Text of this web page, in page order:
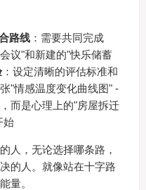
路线：需要共同完成
议"和新建的"快乐储蓄
：设定清晰的评估标准和
"情感温度变化曲线图" -
而是心理上的"房屋拆迁
始
人，无论选择哪条路，
的人。就像站在十字路
量。